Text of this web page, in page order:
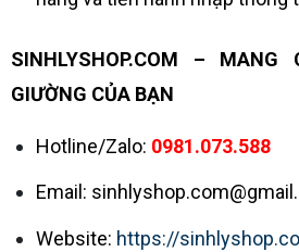
SINHLYSHOP.COM –
GIƯỜNG CỦA BẠN
Hotline/Zalo: 0981.073.588
Email:
Website: https://